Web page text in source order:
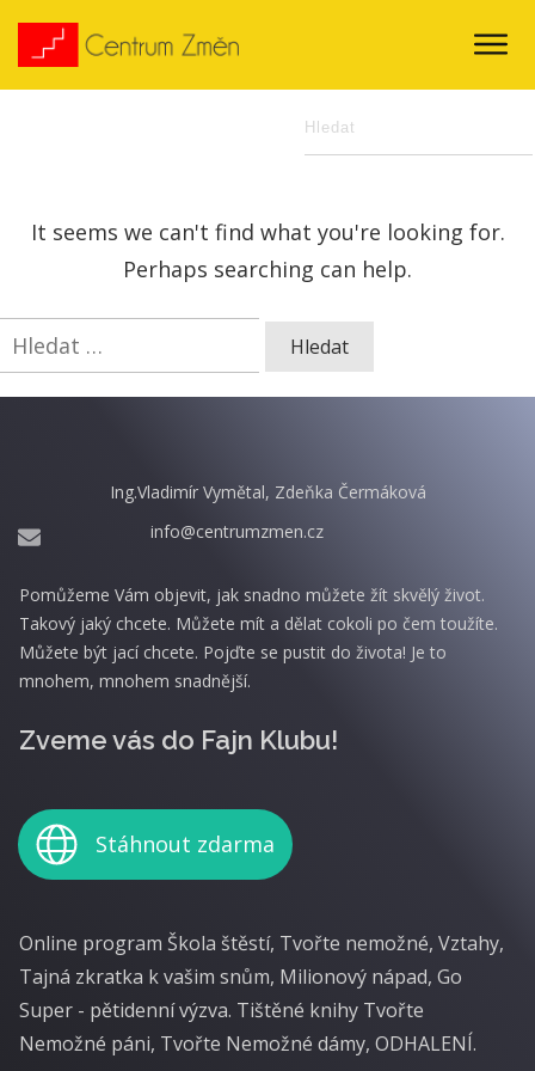
It seems we can't find what you're looking for.
Perhaps searching can help.
Vyhledávání
Ing.Vladimír Vymětal, Zdeňka Čermáková
info@centrumzmen.cz
Pomůžeme Vám objevit, jak snadno můžete žít skvělý život.
Takový jaký chcete. Můžete mít a dělat cokoli po čem toužíte.
Můžete být jací chcete. Pojďte se pustit do života! Je to
mnohem, mnohem snadnější.
Zveme vás do Fajn Klubu!
Stáhnout zdarma
Online program Škola štěstí, Tvořte nemožné, Vztahy,
Tajná zkratka k vašim snům, Milionový nápad, Go
Super - pětidenní výzva. Tištěné knihy Tvořte
Nemožné páni, Tvořte Nemožné dámy, ODHALENÍ.